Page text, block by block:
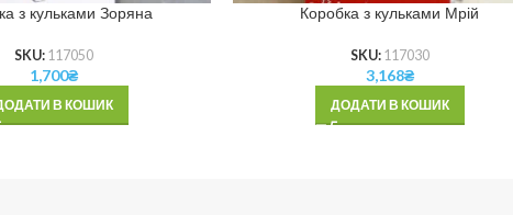
з кульками Зоряна
SKU: 117050
1,700₴
В КОШИК
Коробка з кульками Мрій
SKU: 117030
3,168₴
ДОДАТИ В КОШИК